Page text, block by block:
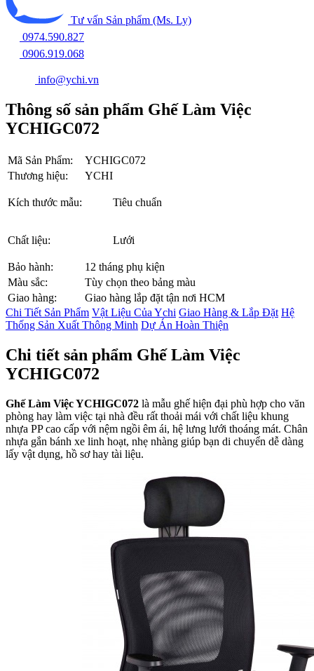
Tư vấn Sản phẩm (Ms. Ly)
0974.590.827
0906.919.068
info@ychi.vn
Thông số sản phẩm Ghế Làm Việc
YCHIGC072
Mã Sản Phẩm:
YCHIGC072
Thương hiệu:
YCHI
Kích thước mẫu: Tiêu chuẩn
Chất liệu: Lưới
Bảo hành:
12 tháng phụ kiện
Màu sắc:
Tùy chọn theo bảng màu
Giao hàng:
Giao hàng lắp đặt tận nơi HCM
Chi Tiết Sản Phẩm Vật Liệu Của Ychi Giao Hàng & Lắp Đặt Hệ
Thống Sản Xuất Thông Minh Dự Án Hoàn Thiện
Chi tiết sản phẩm Ghế Làm Việc
YCHIGC072
Ghế Làm Việc YCHIGC072 là mẫu ghế hiện đại phù hợp cho văn
phòng hay làm việc tại nhà đều rất thoải mái với chất liệu khung
nhựa PP cao cấp với nệm ngồi êm ái, hệ lưng lưới thoáng mát. Chân
nhựa gắn bánh xe linh hoạt, nhẹ nhàng giúp bạn di chuyển dễ dàng
lấy vật dụng, hồ sơ hay tài liệu.